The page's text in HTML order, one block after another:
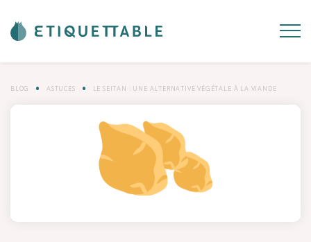
BLOG ASTUCES LE SEITAN : UNE ALTERNATIVE VÉGÉTALE À LA VIANDE